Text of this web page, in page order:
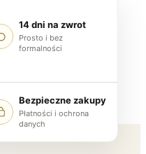
14 dni na zwrot
Prosto i bez
formalności
Bezpieczne zakupy
Płatności i ochrona
danych